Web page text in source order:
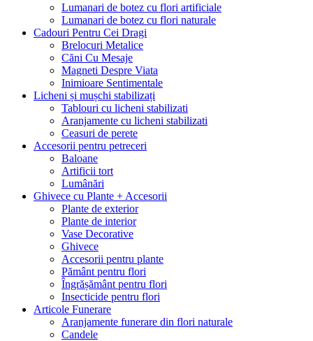
Lumanari de botez cu flori artificiale
Lumanari de botez cu flori naturale
Cadouri Pentru Cei Dragi
Brelocuri Metalice
Căni Cu Mesaje
Magneti Despre Viata
Inimioare Sentimentale
Licheni și mușchi stabilizați
Tablouri cu licheni stabilizati
Aranjamente cu licheni stabilizati
Ceasuri de perete
Accesorii pentru petreceri
Baloane
Artificii tort
Lumânări
Ghivece cu Plante + Accesorii
Plante de exterior
Plante de interior
Vase Decorative
Ghivece
Accesorii pentru plante
Pământ pentru flori
Îngrășământ pentru flori
Insecticide pentru flori
Articole Funerare
Aranjamente funerare din flori naturale
Candele